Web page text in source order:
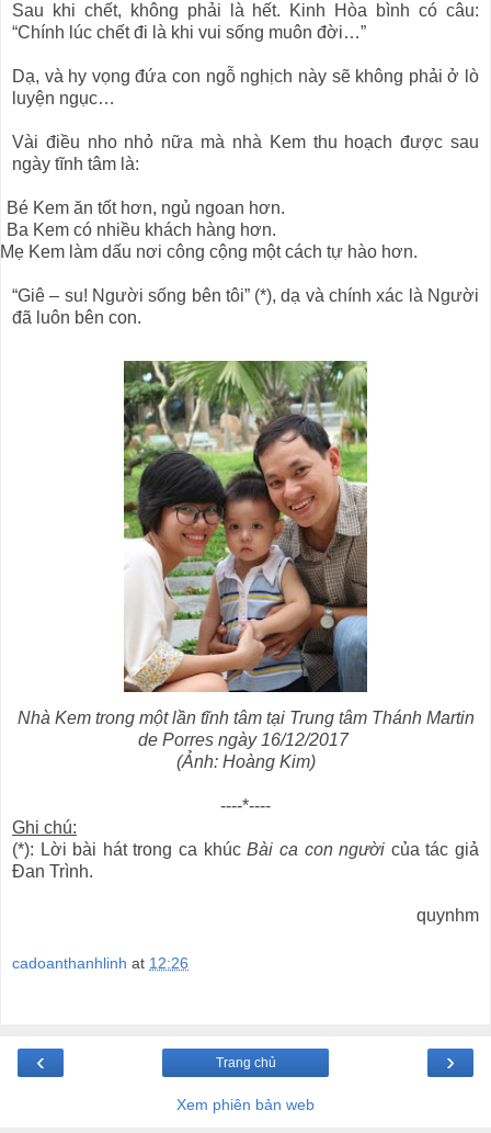
Sau khi chết, không phải là hết. Kinh Hòa bình có câu:
“Chính lúc chết đi là khi vui sống muôn đời…”
Dạ, và hy vọng đứa con ngỗ nghịch này sẽ không phải ở lò
luyện ngục…
Vài điều nho nhỏ nữa mà nhà Kem thu hoạch được sau
ngày tĩnh tâm là:
Bé Kem ăn tốt hơn, ngủ ngoan hơn.
Ba Kem có nhiều khách hàng hơn.
Mẹ Kem làm dấu nơi công cộng một cách tự hào hơn.
“Giê – su! Người sống bên tôi” (*), dạ và chính xác là Người
đã luôn bên con.
Nhà Kem trong một lần tĩnh tâm tại Trung tâm Thánh Martin
de Porres ngày 16/12/2017
(Ảnh: Hoàng Kim)
----*----
Ghi chú:
(*): Lời bài hát trong ca khúcBài ca con người của tác giả
Đan Trình.
quynhm
cadoanthanhlinh at 12:26
‹ ›
Trang chủ
Xem phiên bản web